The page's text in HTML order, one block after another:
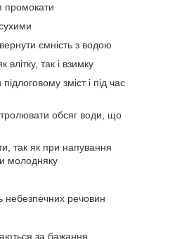
промокати
ємність з водою
влітку, так і взимку
зміст і під час
обсяг води, що
так як при напування
молодняку
небезпечних речовин
за бажання.